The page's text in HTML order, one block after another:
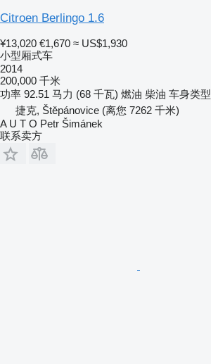
Citroen Berlingo 1.6
¥13,020 €1,670 ≈ US$1,930
小型厢式车
2014
200,000 千米
功率 92.51 马力 (68 千瓦) 燃油 柴油 车身类型
捷克, Štěpánovice (离您 7262 千米)
A U T O Petr Šimánek
联系卖方